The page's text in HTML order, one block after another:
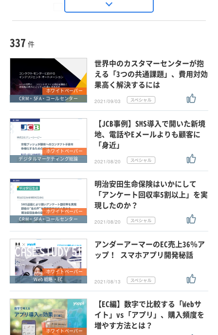
Seizo Trend
外部ニュース
スペシャルに限定する
タグ
クリア この条件で検索する
337 件
ホワイトペーパー
CRM・SFA・コールセンター
世界中のカスタマーセンターが抱
える「3つの共通課題」、費用対効
果高く解決するには
2021/09/03
ホワイトペーパー
デジタルマーケティング総論
【JCB事例】SMS導入で開いた新境
地、電話やEメールよりも顧客に
「身近」
2021/08/20
ホワイトペーパー
CRM・SFA・コールセンター
明治安田生命保険はいかにして
「アンケート回収率5割以上」を実
現したのか？
2021/08/20
ホワイトペーパー
Web戦略・EC
アンダーアーマーのEC売上36％ア
ップ！ スマホアプリ開発秘話
2021/08/13
ホワイトペーパー
【EC編】数字で比較する「Webサ
イト」vs「アプリ」、購入頻度を
増やす方法とは？